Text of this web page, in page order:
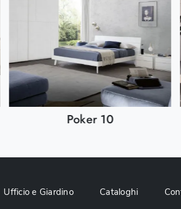
Poker 10
Ufficio e Giardino Cataloghi